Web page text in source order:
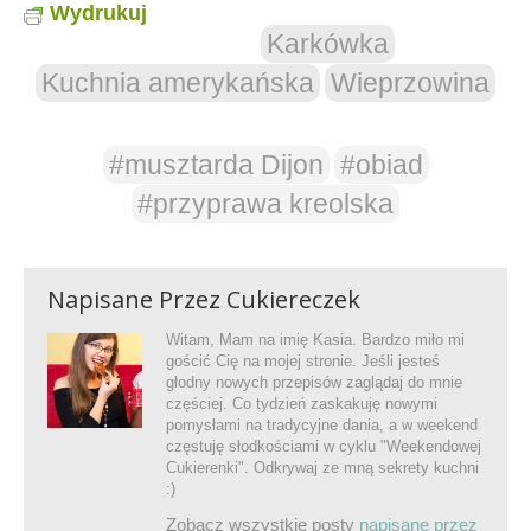
Wydrukuj
Karkówka
Kuchnia amerykańska Wieprzowina
#musztarda Dijon #obiad
#przyprawa kreolska
Napisane Przez Cukiereczek
Witam, Mam na imię Kasia. Bardzo miło mi
gościć Cię na mojej stronie. Jeśli jesteś
głodny nowych przepisów zaglądaj do mnie
częściej. Co tydzień zaskakuję nowymi
pomysłami na tradycyjne dania, a w weekend
częstuję słodkościami w cyklu "Weekendowej
Cukierenki". Odkrywaj ze mną sekrety kuchni
:)
Zobacz wszystkie posty napisane przez